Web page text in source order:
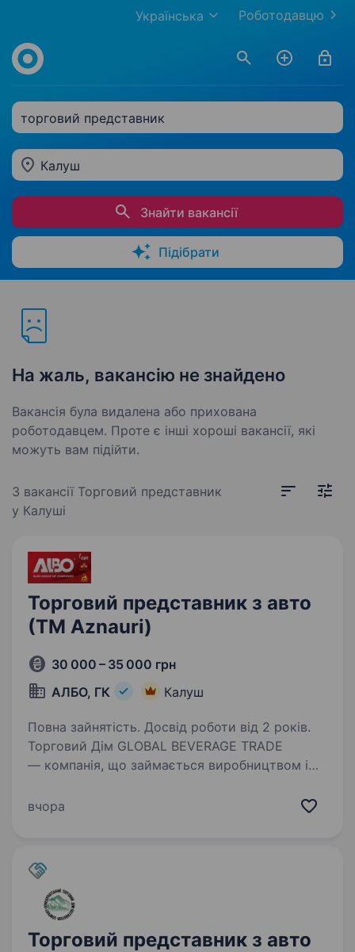
Роботодавцю
Українська
торговий представник
Калуш
Знайти вакансії
Підібрати
На жаль, вакансію не знайдено
Вакансія була видалена або прихована
роботодавцем. Проте є інші хороші вакансії, які
можуть вам підійти.
3 вакансії Торговий представник
у Калуші
Торговий представник з авто
(ТМ Aznauri)
30 000 – 35 000 грн
АЛБО, ГК
Калуш
Повна зайнятість. Досвід роботи від 2 років.
Торговий Дім GLOBAL BEVERAGE TRADE
— компанія, що займається виробництвом і
торгових марок: ТМ «Aznauri», ТМ «Sikvaruli»,
вчора
Торговий представник з авто